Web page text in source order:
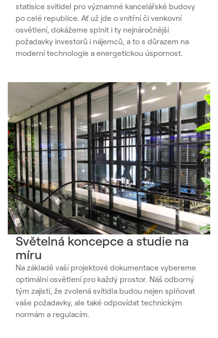
statisíce svítidel pro významné kancelářské budovy
po celé republice. Ať už jde o vnitřní či venkovní
osvětlení, dokážeme splnit i ty nejnáročnější
požadavky investorů i nájemců, a to s důrazem na
moderní technologie a energetickou úspornost.
Světelná koncepce a studie na
míru
Na základě vaší projektové dokumentace vybereme
optimální osvětlení pro každý prostor. Náš odborný
tým zajistí, že zvolená svítidla budou nejen splňovat
vaše požadavky, ale také odpovídat technickým
normám a regulacím.